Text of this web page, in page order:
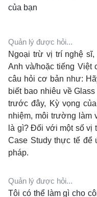
của bạn
Quản lý được hỏi...
Ngoại trừ vị trí nghệ
Anh và/hoặc tiếng Việt
câu hỏi cơ bản như:
biết bao nhiêu về
trước đây, Kỳ vọng
nhiệm, môi trường làm
là gì? Đối với một số vị
Case Study thực tế để
pháp.
Quản lý được hỏi...
Tôi có thể làm gì cho